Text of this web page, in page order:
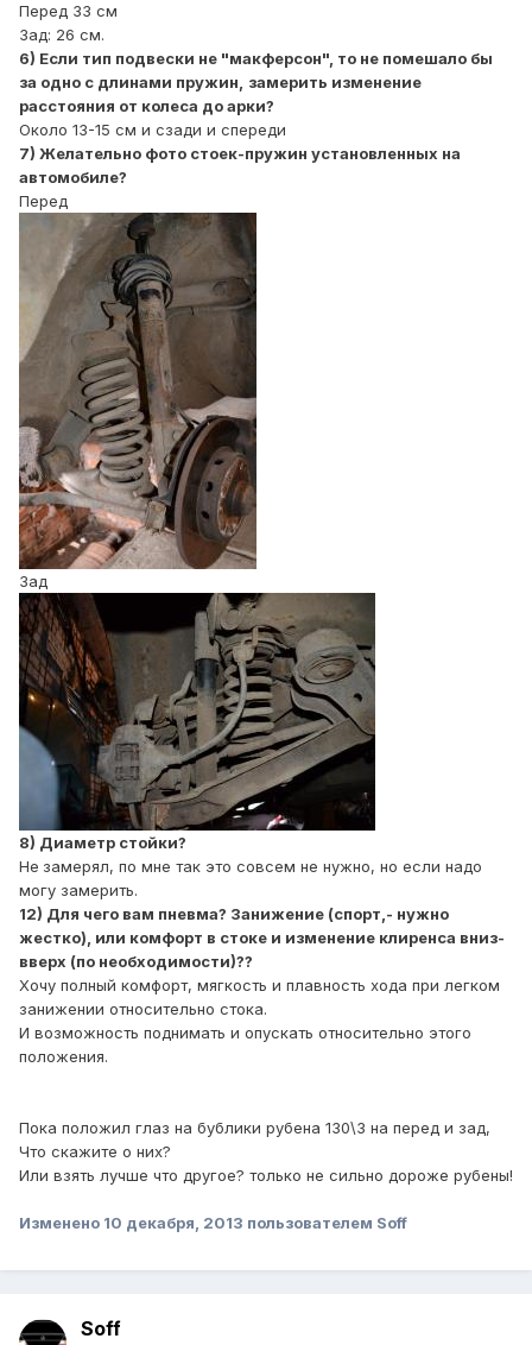
Перед 33 см
Зад: 26 см.
6) Если тип подвески не "макферсон", то не помешало бы
за одно с длинами пружин, замерить изменение
расстояния от колеса до арки?
Около 13-15 см и сзади и спереди
7) Желательно фото стоек-пружин установленных на
автомобиле?
Перед
Зад
8) Диаметр стойки?
Не замерял, по мне так это совсем не нужно, но если надо
могу замерить.
12) Для чего вам пневма? Занижение (спорт,- нужно
жестко), или комфорт в стоке и изменение клиренса вниз-
вверх (по необходимости)??
Хочу полный комфорт, мягкость и плавность хода при легком
занижении относительно стока.
И возможность поднимать и опускать относительно этого
положения.
Пока положил глаз на бублики рубена 130\3 на перед и зад,
Что скажите о них?
Или взять лучше что другое? только не сильно дороже рубены!
Изменено 10 декабря, 2013 пользователем Soff
Soff